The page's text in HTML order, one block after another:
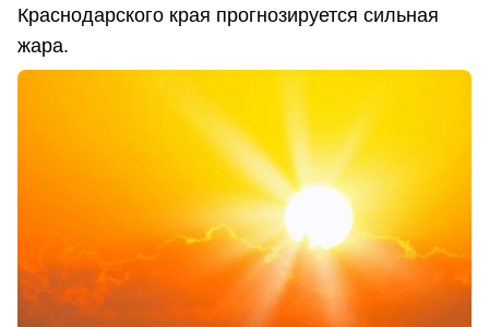
Краснодарского края прогнозируется сильная
жара.